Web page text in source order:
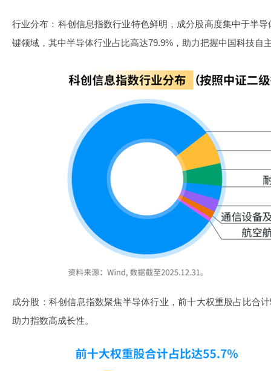
行业分布：科创信息指数行业特色鲜明，成分股高度集中于半
键领域，其中半导体行业占比高达79.9%，助力把握中国科技自
成分股：科创信息指数聚焦半导体行业，前十大权重股占比合
助力指数高成长性。